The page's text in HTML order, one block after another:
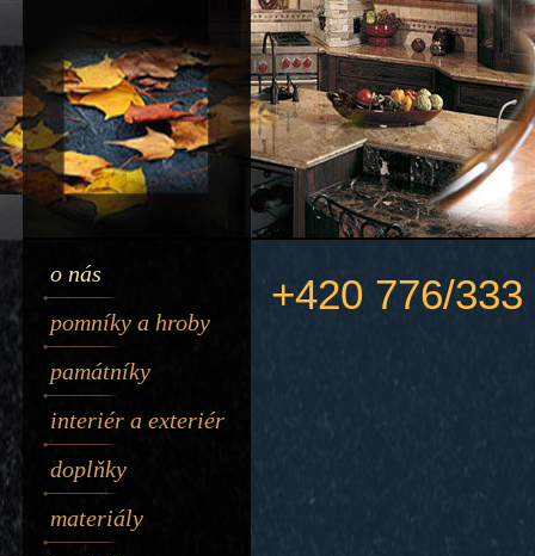
o nás
pomníky a hroby
památníky
interiér a exteriér
doplňky
materiály
definitely
+420 776/333